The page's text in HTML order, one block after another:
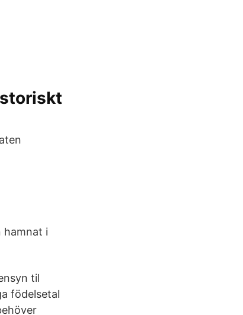
hamnat i
til
födelsetal